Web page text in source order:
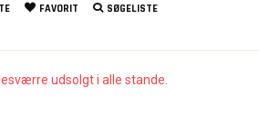
FAVORIT SØGELISTE
udsolgt i alle stande.